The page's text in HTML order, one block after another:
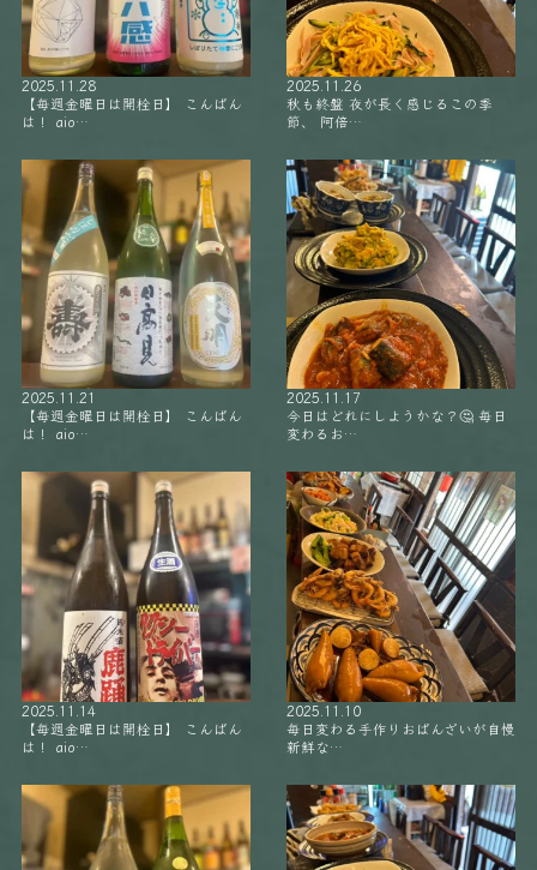
2025.11.28
【毎週金曜日は開栓日】 こんばん
は！ aio…
2025.11.26
秋も終盤 夜が長く感じるこの季
節、 阿倍…
2025.11.21
【毎週金曜日は開栓日】 こんばん
は！ aio…
2025.11.17
今日はどれにしようかな？🤔 毎日
変わるお…
2025.11.14
【毎週金曜日は開栓日】 こんばん
は！ aio…
2025.11.10
毎日変わる手作りおばんざいが自慢
新鮮な…